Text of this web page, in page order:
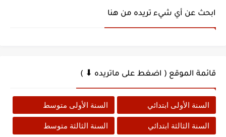
ابحث عن أي شيء تريده من هنا
قائمة الموقع ( اضغط على ماتريده ⬇ )
السنة الأولى ابتدائي السنة الأولى متوسط
السنة الثالثة ابتدائي السنة الثالثة متوسط